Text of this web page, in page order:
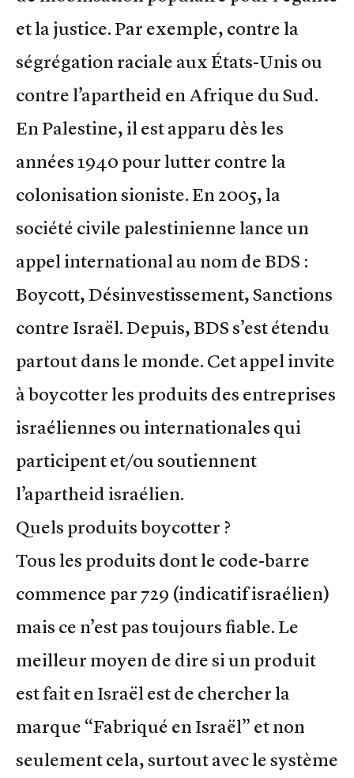
et la justice. Par exemple, contre la
ségrégation raciale aux États-Unis ou
contre l’apartheid en Afrique du Sud.
En Palestine, il est apparu dès les
années 1940 pour lutter contre la
colonisation sioniste. En 2005, la
société civile palestinienne lance un
appel international au nom de BDS :
Boycott, Désinvestissement, Sanctions
contre Israël. Depuis, BDS s’est étendu
partout dans le monde. Cet appel invite
à boycotter les produits des entreprises
israéliennes ou internationales qui
participent et/ou soutiennent
l’apartheid israélien.
Quels produits boycotter ?
Tous les produits dont le code-barre
commence par 729 (indicatif israélien)
mais ce n’est pas toujours fiable. Le
meilleur moyen de dire si un produit
est fait en Israël est de chercher la
marque “Fabriqué en Israël” et non
seulement cela, surtout avec le système